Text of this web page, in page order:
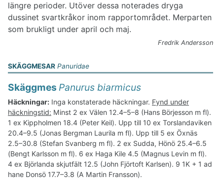
längre perioder. Utöver dessa noterades dryga
dussinet svartkråkor inom rapportområdet. Merparten
som brukligt under april och maj.
Fredrik Andersson
SKÄGGMESAR Panuridae
Skäggmes Panurus biarmicus
Häckningar: Inga konstaterade häckningar. Fynd under
häckningstid: Minst 2 ex Välen 12.4–5–8 (Hans Börjesson m fl).
1 ex Kippholmen 18.4 (Peter Keil). Upp till 10 ex Torslandaviken
20.4–9.5 (Jonas Bergman Laurila m fl). Upp till 5 ex Öxnäs
2.5–30.8 (Stefan Svanberg m fl). 2 ex Sudda, Hönö 25.4–6.5
(Bengt Karlsson m fl). 6 ex Haga Kile 4.5 (Magnus Levin m fl).
4 ex Björlanda skjutfält 12.5 (John Fjörtoft Karlsen). 9 1K + 1 ad
hane Donsö 17.7–3.8 (A Martin Fransson).